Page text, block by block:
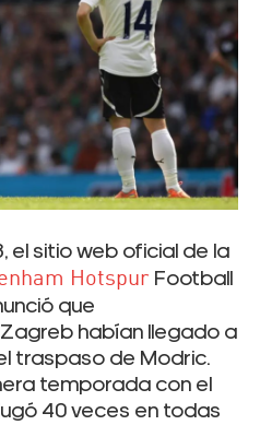
el sitio web oficial de la
Hotspur Football
que
habían llegado a
traspaso de Modric.
temporada con el
40 veces en todas